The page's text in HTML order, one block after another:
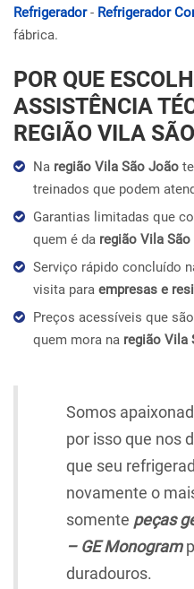
Refrigerador- Refrigerador
fábrica.
POR QUE
ASSISTÊNCIA
REGIÃO VILA
Na região Vila São João
treinados que podem
Garantias limitadas que
quem é da região Vila
Serviço rápido concluído
visita para empresas e
Preços acessíveis que
quem mora na região Vila
Somos
por isso que nos
que seu
novamente o
somente peças
– GE Monogram
duradouros.